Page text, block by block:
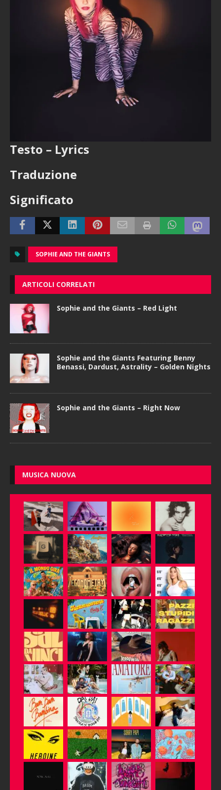
Testo – Lyrics
Traduzione
Significato
SOPHIE AND THE GIANTS
ARTICOLI CORRELATI
Sophie and the Giants – Red Light
Sophie and the Giants Featuring Benny
Benassi, Dardust, Astrality – Golden Nights
Sophie and the Giants – Right Now
MUSICA NUOVA